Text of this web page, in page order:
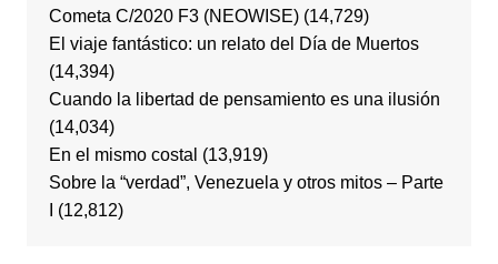
Cometa C/2020 F3 (NEOWISE) (14,729)
El viaje fantástico: un relato del Día de Muertos
(14,394)
Cuando la libertad de pensamiento es una ilusión
(14,034)
En el mismo costal (13,919)
Sobre la “verdad”, Venezuela y otros mitos – Parte
(12,812)